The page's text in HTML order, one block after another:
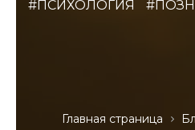
Главная страница
#ПСИХОЛОГИЯ